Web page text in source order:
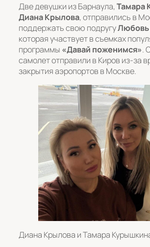
Две девушки из Барнаула,Тамара
Диана Крылова, отправились в
поддержать свою подругуЛюбовь
которая участвует в съемках
программы «Давай поженимся».
самолет отправили в Киров из-за
закрытия аэропортов в Москве.
Диана Крылова и Тамара